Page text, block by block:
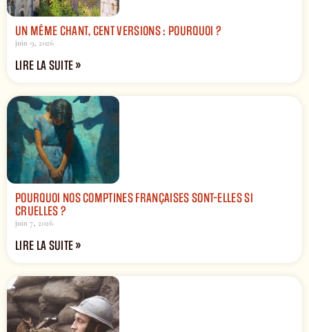
UN MÊME CHANT, CENT VERSIONS : POURQUOI ?
juin 9, 2026
LIRE LA SUITE »
POURQUOI NOS COMPTINES FRANÇAISES SONT-ELLES SI
CRUELLES ?
juin 7, 2026
LIRE LA SUITE »